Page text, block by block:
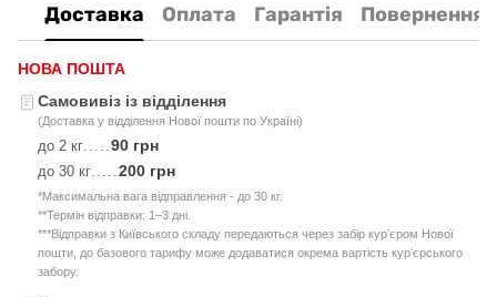
Доставка Оплата Гарантія Повернення
НОВА ПОШТА
Самовивіз із відділення
(Доставка у відділення Нової пошти по Україні)
до 2 кг.....90 грн
до 30 кг.....200 грн
*Максимальна вага відправлення - до 30 кг.
**Термін відправки: 1–3 дні.
***Відправки з Київського складу передаються через забір курʼєром Нової
пошти, до базового тарифу може додаватися окрема вартість курʼєрського
забору.